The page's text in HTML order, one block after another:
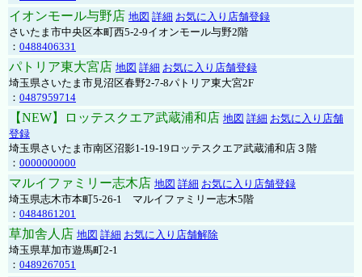
イオンモール与野店 地図 詳細 お気に入り店舗登録
さいたま市中央区本町西5-2-9イオンモール与野2階
： 0488406331
パトリア東大宮店 地図 詳細 お気に入り店舗登録
埼玉県さいたま市見沼区春野2-7-8パトリア東大宮2F
： 0487959714
【NEW】ロッテスクエア武蔵浦和店 地図 詳細 お気に入り店舗
登録
埼玉県さいたま市南区沼影1-19-19ロッテスクエア武蔵浦和店３階
： 0000000000
マルイファミリー志木店 地図 詳細 お気に入り店舗登録
埼玉県志木市本町5-26-1 マルイファミリー志木5階
： 0484861201
草加舎人店 地図 詳細 お気に入り店舗解除
埼玉県草加市遊馬町2-1
： 0489267051